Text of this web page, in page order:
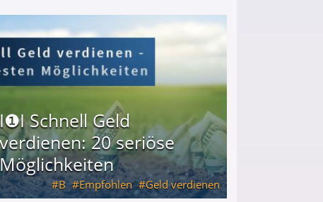
I❶I Schnell Geld
verdienen: 20 seriöse
Möglichkeiten
B Empfohlen Geld verdienen